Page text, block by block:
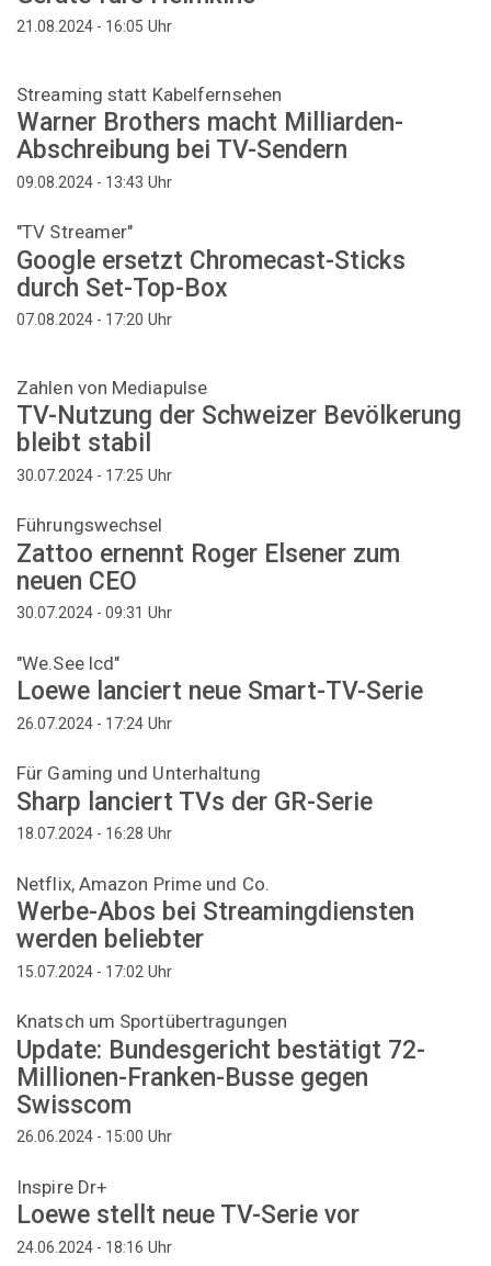
21.08.2024 - 16:05 Uhr
Streaming statt Kabelfernsehen
Warner Brothers macht Milliarden-
Abschreibung bei TV-Sendern
09.08.2024 - 13:43 Uhr
"TV Streamer"
Google ersetzt Chromecast-Sticks
durch Set-Top-Box
07.08.2024 - 17:20 Uhr
Zahlen von Mediapulse
TV-Nutzung der Schweizer Bevölkerung
bleibt stabil
30.07.2024 - 17:25 Uhr
Führungswechsel
Zattoo ernennt Roger Elsener zum
neuen CEO
30.07.2024 - 09:31 Uhr
"We.See lcd"
Loewe lanciert neue Smart-TV-Serie
26.07.2024 - 17:24 Uhr
Für Gaming und Unterhaltung
Sharp lanciert TVs der GR-Serie
18.07.2024 - 16:28 Uhr
Netflix, Amazon Prime und Co.
Werbe-Abos bei Streamingdiensten
werden beliebter
15.07.2024 - 17:02 Uhr
Knatsch um Sportübertragungen
Update: Bundesgericht bestätigt 72-
Millionen-Franken-Busse gegen
Swisscom
26.06.2024 - 15:00 Uhr
Inspire Dr+
Loewe stellt neue TV-Serie vor
24.06.2024 - 18:16 Uhr